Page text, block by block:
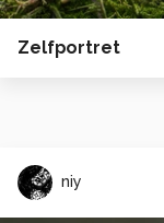
Zelfportret
niy